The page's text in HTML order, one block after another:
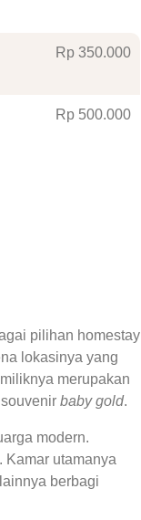
Rp 350.000
Rp 500.000
pilihan homestay
lokasinya yang
merupakan
baby gold.
modern.
utamanya
berbagi